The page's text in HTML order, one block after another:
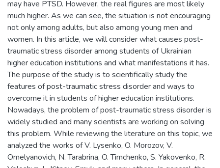
may have PTSD. However, the real figures are most likely
much higher. As we can see, the situation is not encouraging
not only among adults, but also among young men and
women. In this article, we will consider what causes post-
traumatic stress disorder among students of Ukrainian
higher education institutions and what manifestations it has.
The purpose of the study is to scientifically study the
features of post-traumatic stress disorder and ways to
overcome it in students of higher education institutions.
Nowadays, the problem of post-traumatic stress disorder is
widely studied and many scientists are working on solving
this problem. While reviewing the literature on this topic, we
analyzed the works of V. Lysenko, O. Morozov, V.
Omelyanovich, N. Tarabrina, O. Timchenko, S. Yakovenko, R.